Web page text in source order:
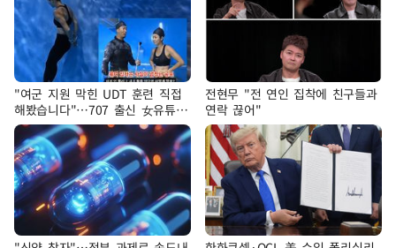
"여군 지원 막힌 UDT 훈련 직접
해봤습니다"…707 출신 女유튜버
'완벽 소화'
전현무 "전 연인 집착에 친구들과
연락 끊어"